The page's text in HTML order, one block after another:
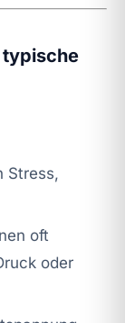
typische
Stress,
oft
oder